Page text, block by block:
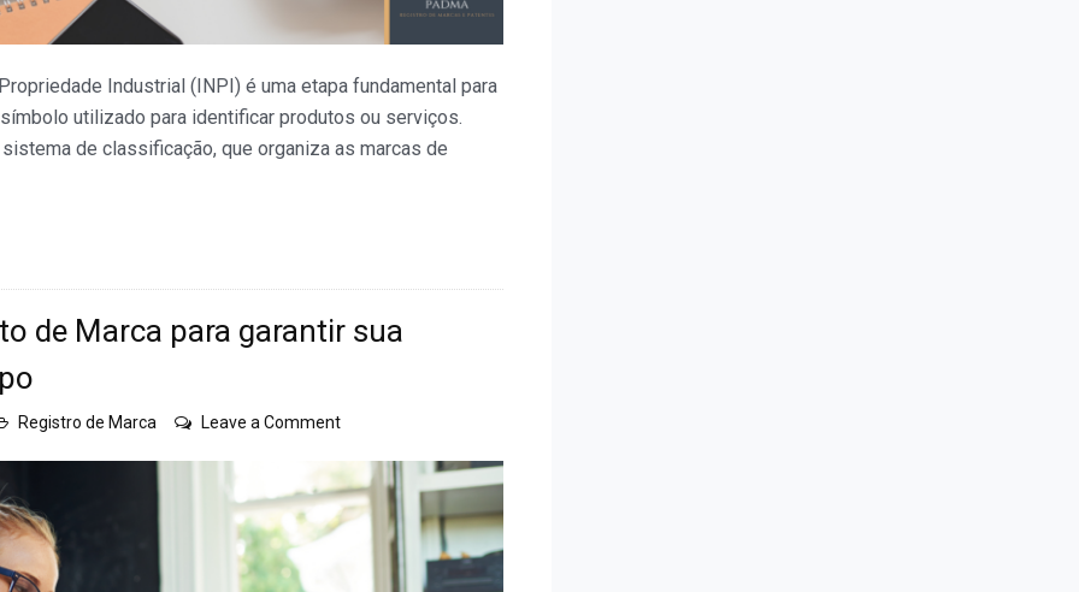
Industrial (INPI) é uma etapa fundamental para
utilizado para identificar produtos ou serviços.
de classificação, que organiza as marcas de
de Marca para garantir sua
Registro de Marca Leave a Commenton
do
Acompanhamento